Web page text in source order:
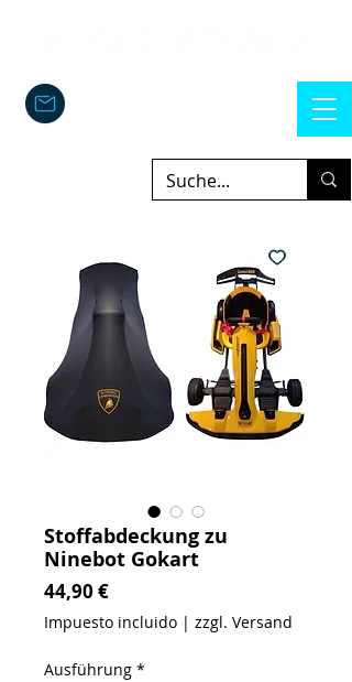
Stoffabdeckung zu
Ninebot Gokart
44,90 €Precio
Impuesto incluido | zzgl. Versand
Ausführung *